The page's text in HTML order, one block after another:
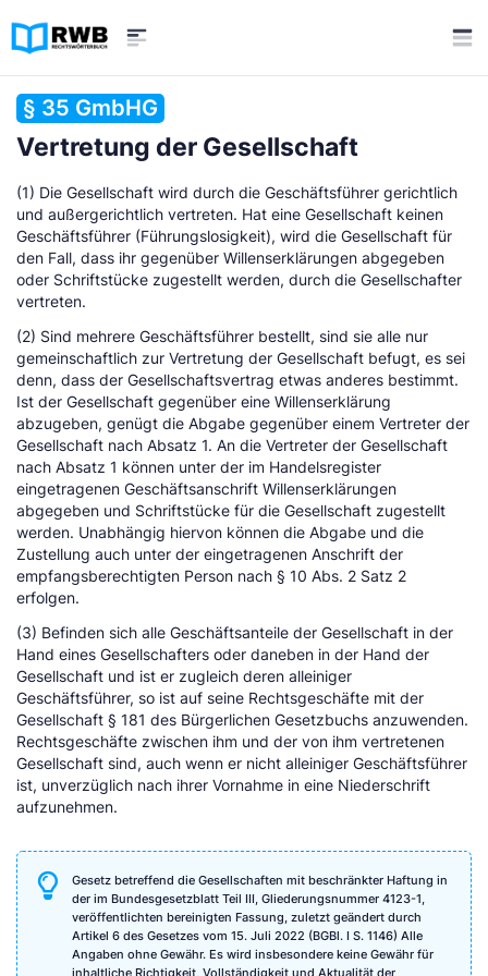
§ 35 GmbHG
Vertretung der Gesellschaft
(1) Die Gesellschaft wird durch die Geschäftsführer gerichtlich
und außergerichtlich vertreten. Hat eine Gesellschaft keinen
Geschäftsführer (Führungslosigkeit), wird die Gesellschaft für
den Fall, dass ihr gegenüber Willenserklärungen abgegeben
oder Schriftstücke zugestellt werden, durch die Gesellschafter
vertreten.
(2) Sind mehrere Geschäftsführer bestellt, sind sie alle nur
gemeinschaftlich zur Vertretung der Gesellschaft befugt, es sei
denn, dass der Gesellschaftsvertrag etwas anderes bestimmt.
Ist der Gesellschaft gegenüber eine Willenserklärung
abzugeben, genügt die Abgabe gegenüber einem Vertreter der
Gesellschaft nach Absatz 1. An die Vertreter der Gesellschaft
nach Absatz 1 können unter der im Handelsregister
eingetragenen Geschäftsanschrift Willenserklärungen
abgegeben und Schriftstücke für die Gesellschaft zugestellt
werden. Unabhängig hiervon können die Abgabe und die
Zustellung auch unter der eingetragenen Anschrift der
empfangsberechtigten Person nach § 10 Abs. 2 Satz 2
erfolgen.
(3) Befinden sich alle Geschäftsanteile der Gesellschaft in der
Hand eines Gesellschafters oder daneben in der Hand der
Gesellschaft und ist er zugleich deren alleiniger
Geschäftsführer, so ist auf seine Rechtsgeschäfte mit der
Gesellschaft § 181 des Bürgerlichen Gesetzbuchs anzuwenden.
Rechtsgeschäfte zwischen ihm und der von ihm vertretenen
Gesellschaft sind, auch wenn er nicht alleiniger Geschäftsführer
ist, unverzüglich nach ihrer Vornahme in eine Niederschrift
aufzunehmen.
Gesetz betreffend die Gesellschaften mit beschränkter Haftung in
der im Bundesgesetzblatt Teil III, Gliederungsnummer 4123-1,
veröffentlichten bereinigten Fassung, zuletzt geändert durch
Artikel 6 des Gesetzes vom 15. Juli 2022 (BGBl. I S. 1146) Alle
Angaben ohne Gewähr. Es wird insbesondere keine Gewähr für
inhaltliche Richtigkeit, Vollständigkeit und Aktualität der